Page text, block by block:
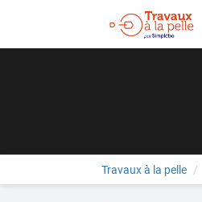
Travaux à la pelle